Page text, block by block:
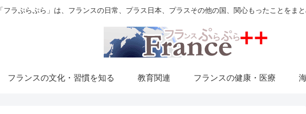
「フラぷらぷら」は、フランスの日常、プラス日本、プラスその他の国、関心もったことをま
フランスの文化・習慣を知る 教育関連 フランスの健康・医療